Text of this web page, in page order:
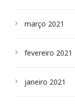
março 2021
fevereiro 2021
janeiro 2021